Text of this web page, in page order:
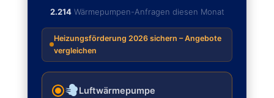
2.214 Wärmepumpen-Anfragen diesen Monat
Heizungsförderung 2026 sichern – Angebote
vergleichen
Luftwärmepumpe